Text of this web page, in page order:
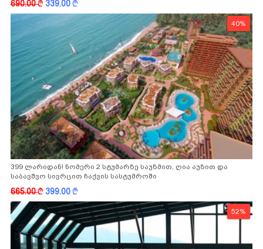
690.00k 339.00k
40%
399 ლარიდან! ნომერი 2 სტუმარზე საუზმით, ღია აუზით და
საბავშვო სივრცით ჩაქვის სასტუმროში
665.00k 399.00k
52%